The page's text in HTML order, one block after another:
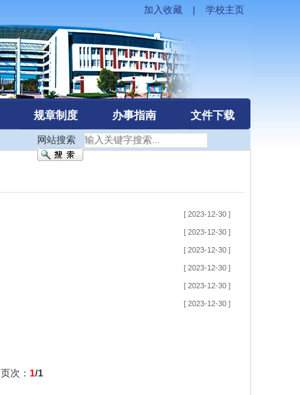
加入收藏 | 学校主页
规章制度 办事指南 文件下载
网站搜索
[ 2023-12-30 ]
[ 2023-12-30 ]
[ 2023-12-30 ]
[ 2023-12-30 ]
[ 2023-12-30 ]
[ 2023-12-30 ]
页次： 1/1